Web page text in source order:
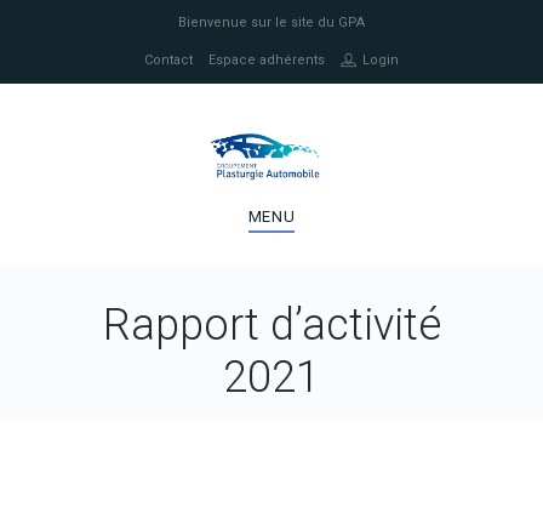
Bienvenue sur le site du GPA
Contact Espace adhérents Login
MENU
Rapport d’activité
2021